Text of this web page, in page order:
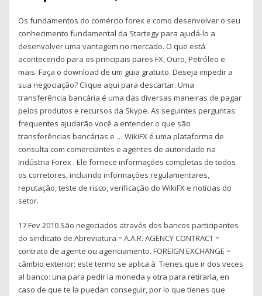
Os fundamentos do comércio forex e como desenvolver o seu
conhecimento fundamental da Startegy para ajudá-lo a
desenvolver uma vantagem no mercado. O que está
acontecendo para os principais pares FX, Ouro, Petróleo e
mais. Faça o download de um guia gratuito. Deseja impedir a
sua negociação? Clique aqui para descartar. Uma
transferência bancária é uma das diversas maneiras de pagar
pelos produtos e recursos da Skype. As seguintes perguntas
frequentes ajudarão você a entender o que são
transferências bancárias e … WikiFX é uma plataforma de
consulta com comerciantes e agentes de autoridade na
Indústria Forex . Ele fornece informações completas de todos
os corretores, incluindo informações regulamentares,
reputação, teste de risco, verificação do WikiFX e notícias do
setor.
17 Fev 2010 São negociados através dos bancos participantes
do sindicato de Abreviatura = A.A.R. AGENCY CONTRACT =
contrato de agente ou agenciamento. FOREIGN EXCHANGE =
câmbio exterior; este termo se aplica à Tienes que ir dos veces
al banco: una para pedir la moneda y otra para retirarla, en
caso de que te la puedan conseguir, por lo que tienes que